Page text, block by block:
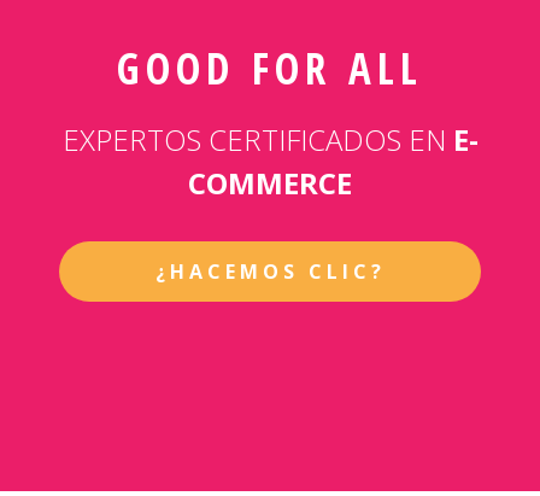
GOOD FOR ALL
EXPERTOS CERTIFICADOS EN E-
COMMERCE
¿HACEMOS CLIC?